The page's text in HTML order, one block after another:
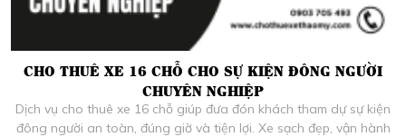
CHO THUÊ XE 16 CHỖ CHO SỰ KIỆN ĐÔNG NGƯỜI
CHUYÊN NGHIỆP
Dịch vụ cho thuê xe 16 chỗ giúp đưa đón khách tham dự sự kiện
đông người an toàn, đúng giờ và tiện lợi. Xe sạch đẹp, vận hành